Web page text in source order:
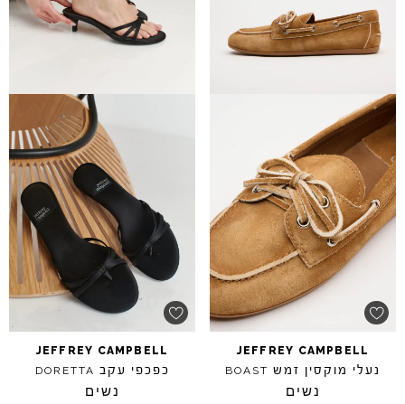
JEFFREY CAMPBELL
נעלי מוקסין זמש BOAST
נשים
JEFFREY CAMPBELL
כפכפי עקב DORETTA
נשים